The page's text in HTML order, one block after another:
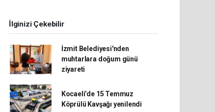
İlginizi Çekebilir
İzmit Belediyesi'nden
muhtarlara doğum günü
ziyareti
Kocaeli’de 15 Temmuz
Köprülü Kavşağı yenilendi